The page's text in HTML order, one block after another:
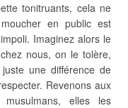
tonitruants, cela ne
en public est
Imaginez alors le
nous, on le tolère,
une différence de
Revenons aux
musulmans, elles les